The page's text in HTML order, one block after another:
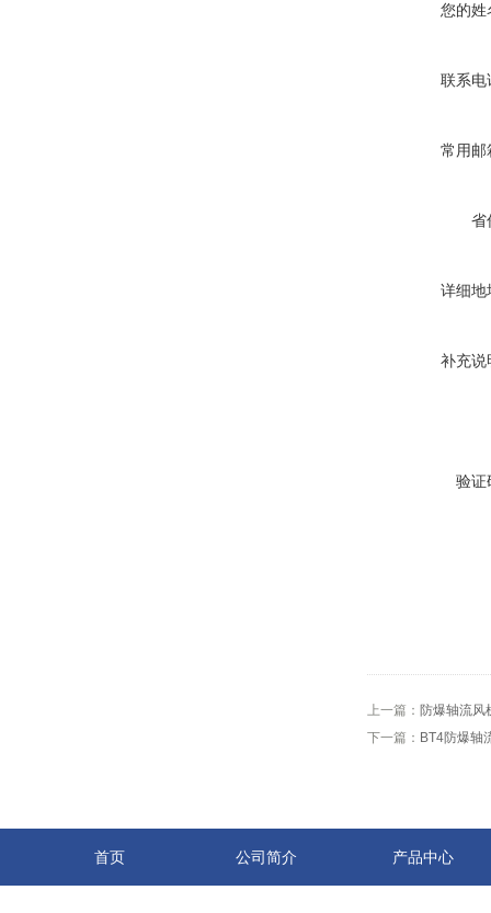
您的姓
联系电
常用邮
省
详细地
补充说
验证
上一篇： 防爆轴流
下一篇： BT4防爆轴
首页 公司简介 产品中心